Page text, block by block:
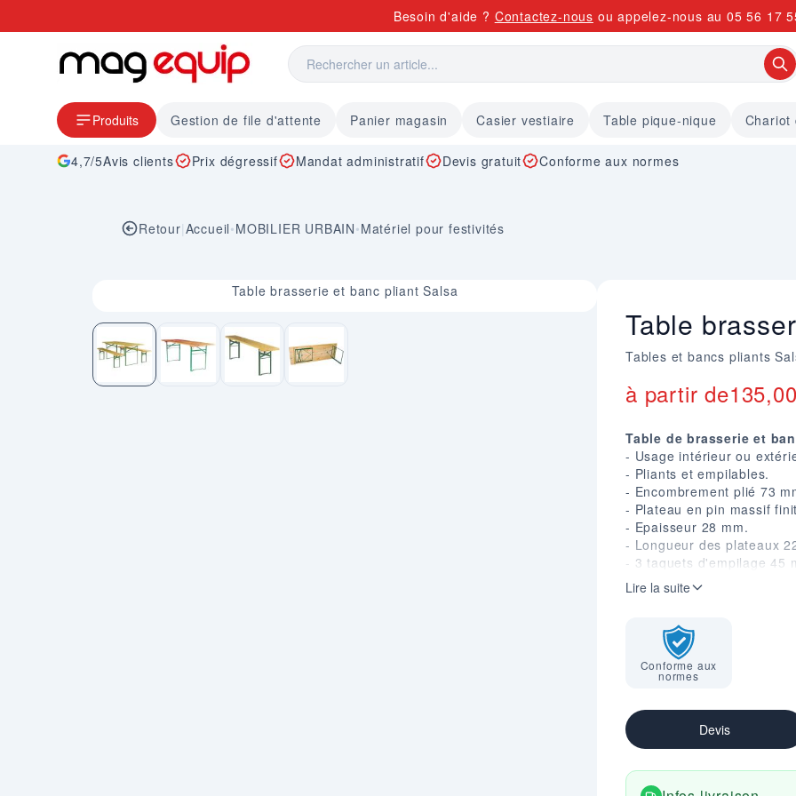
Besoin d'aide ? Contactez-nous ou appelez-nous au 05 56 17
Produits Gestion de file d'attente Panier magasin Casier vestiaire Table pique-nique Chariot
4,7/5Avis clients Prix dégressif Mandat administratif Devis gratuit Conforme aux normes
Retour|Accueil•MOBILIER URBAIN•Matériel pour festivités
Table brasserie et banc pliant Salsa
Table
Tables et bancs pliants
à partir de
Table de brasserie et
- Usage intérieur ou
- Pliants et empilables.
- Encombrement plié 73
- Plateau en pin massif
- Epaisseur 28 mm.
- Longueur des plateaux
- 3 taquets d'empilage 45
- Pieds acier finition
- Verrouillage par 2
- Capacité : Table 8
- Hauteur plateau table :
- Hauteur assise banc :
- Attention : Tables et
Lire la suite
Conforme aux
normes
Devis